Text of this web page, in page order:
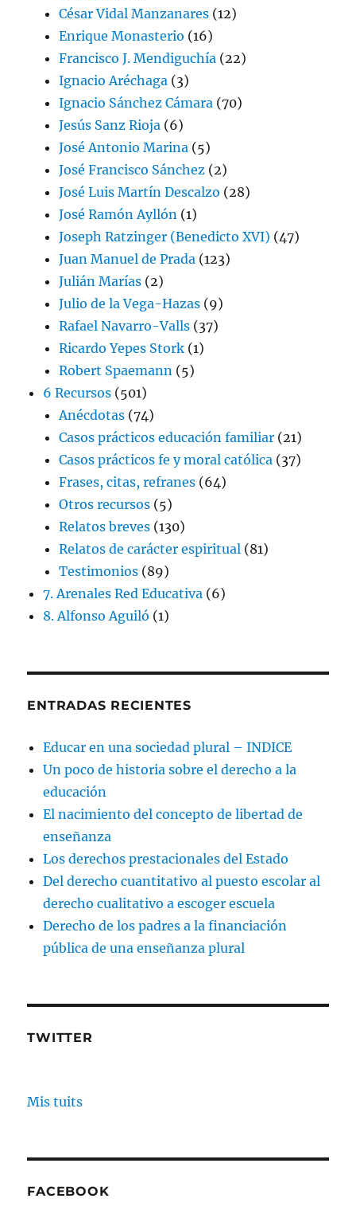
César Vidal Manzanares (12)
Enrique Monasterio (16)
Francisco J. Mendiguchía (22)
Ignacio Aréchaga (3)
Ignacio Sánchez Cámara (70)
Jesús Sanz Rioja (6)
José Antonio Marina (5)
José Francisco Sánchez (2)
José Luis Martín Descalzo (28)
José Ramón Ayllón (1)
Joseph Ratzinger (Benedicto XVI) (47)
Juan Manuel de Prada (123)
Julián Marías (2)
Julio de la Vega-Hazas (9)
Rafael Navarro-Valls (37)
Ricardo Yepes Stork (1)
Robert Spaemann (5)
6 Recursos (501)
Anécdotas (74)
Casos prácticos educación familiar (21)
Casos prácticos fe y moral católica (37)
Frases, citas, refranes (64)
Otros recursos (5)
Relatos breves (130)
Relatos de carácter espiritual (81)
Testimonios (89)
7. Arenales Red Educativa (6)
8. Alfonso Aguiló (1)
ENTRADAS RECIENTES
Educar en una sociedad plural – INDICE
Un poco de historia sobre el derecho a la
educación
El nacimiento del concepto de libertad de
enseñanza
Los derechos prestacionales del Estado
Del derecho cuantitativo al puesto escolar al
derecho cualitativo a escoger escuela
Derecho de los padres a la financiación
pública de una enseñanza plural
TWITTER
Mis tuits
FACEBOOK